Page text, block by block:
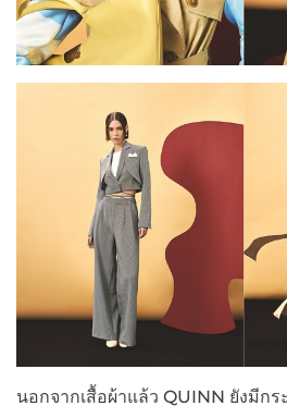
นอกจากเสื้อผ้าแล้ว QUINN ยังมีก